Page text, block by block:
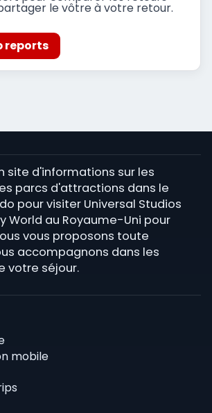
le vôtre à votre retour.
reports
site d'informations sur les
parcs d'attractions dans le
pour visiter Universal Studios
World au Royaume-Uni pour
vous proposons toute
accompagnons dans les
votre séjour.
mobile